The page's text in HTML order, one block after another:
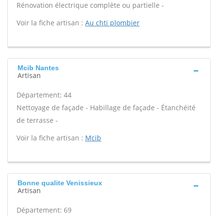
Rénovation électrique complète ou partielle -
Voir la fiche artisan : Au chti plombier
Mcib Nantes
Artisan
Département: 44
Nettoyage de façade - Habillage de façade - Étanchéité
de terrasse -
Voir la fiche artisan : Mcib
Bonne qualite Venissieux
Artisan
Département: 69